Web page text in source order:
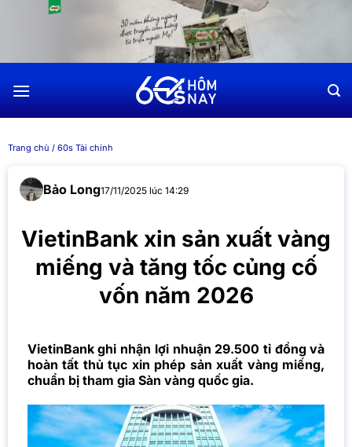
dung
Trang chủ / 60s Tài chính
Bảo Long17/11/2025 lúc 14:29
VietinBank xin sản xuất vàng
miếng và tăng tốc củng cố
vốn năm 2026
VietinBank ghi nhận lợi nhuận 29.500 tỉ đồng và
hoàn tất thủ tục xin phép sản xuất vàng miếng,
chuẩn bị tham gia Sàn vàng quốc gia.